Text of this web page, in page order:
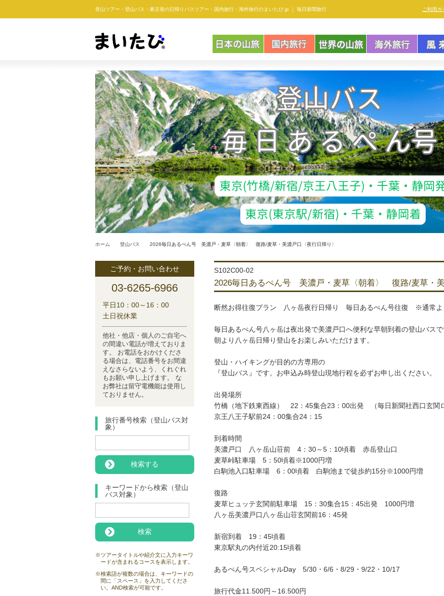
登山ツアー・登山バス・東京発の日帰りバスツアー・ 国内旅行・海外旅行のまいたび.jp ｜ 毎日新聞旅行 ご利用ガ
ホーム 登山バス 2026毎日あるぺん号 美濃戸・麦草〈朝着〉 復路/麦草・美濃戸口〈夜行日帰り〉
S102C00-02
2026毎日あるぺん号 美濃戸・麦草〈朝着〉 復路/麦草・美
断然お得往復プラン 八ヶ岳夜行日帰り 毎日あるぺん号往復 ※通常よ
毎日あるぺん号八ヶ岳は夜出発で美濃戸口へ便利な早朝到着の登山バス
朝より八ヶ岳日帰り登山をお楽しみいただけます。
登山・ハイキングが目的の方専用の
『登山バス』です。お申込み時登山現地行程を必ずお申し出ください。
出発場所
竹橋（地下鉄東西線） 22：45集合23：00出発 （毎日新聞社西口玄関
京王八王子駅前24：00集合24：15
到着時間
美濃戸口 八ヶ岳山荘前 4：30～5：10頃着 赤岳登山口
麦草峠駐車場 5：50頃着※1000円増
白駒池入口駐車場 6：00頃着 白駒池まで徒歩約15分※1000円増
復路
麦草ヒュッテ玄関前駐車場 15：30集合15：45出発 1000円増
八ヶ岳美濃戸口八ヶ岳山荘玄関前16：45発
新宿到着 19：45頃着
東京駅丸の内付近20:15頃着
あるぺん号スペシャルDay 5/30・6/6・8/29・9/22・10/17
旅行代金11.500円～16.500円
ご予約・お問い合わせ
03-6265-6966
平日10：00～16：00
土日祝休業
他社・他店・個人のご自宅へ
の間違い電話が増えておりま
す。 お電話をおかけくださ
る場合は、電話番号をお間違
えなさらないよう、くれぐれ
もお願い申し上げます。 な
お弊社は留守電機能は使用し
ておりません。
旅行番号検索（登山バス対
象）
キーワードから検索（登山
バス対象）
※ツアータイトルや紹介文に入力キーワ
ードが含まれるコースを表示します。
※検索語が複数の場合は、キーワードの
間に「スペース」を入力してくださ
い。AND検索が可能です。